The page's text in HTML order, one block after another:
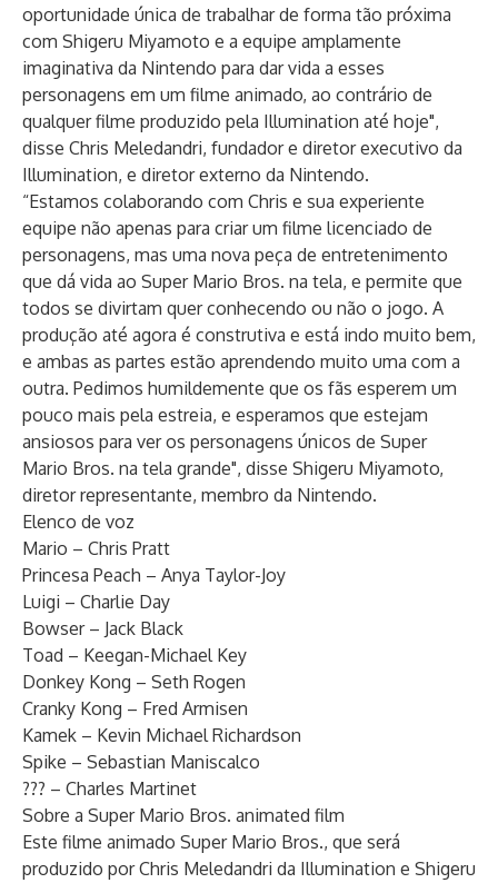
oportunidade única de trabalhar de forma tão próxima
com Shigeru Miyamoto e a equipe amplamente
imaginativa da Nintendo para dar vida a esses
personagens em um filme animado, ao contrário de
qualquer filme produzido pela Illumination até hoje",
disse Chris Meledandri, fundador e diretor executivo da
Illumination, e diretor externo da Nintendo.
“Estamos colaborando com Chris e sua experiente
equipe não apenas para criar um filme licenciado de
personagens, mas uma nova peça de entretenimento
que dá vida ao Super Mario Bros. na tela, e permite que
todos se divirtam quer conhecendo ou não o jogo. A
produção até agora é construtiva e está indo muito bem,
e ambas as partes estão aprendendo muito uma com a
outra. Pedimos humildemente que os fãs esperem um
pouco mais pela estreia, e esperamos que estejam
ansiosos para ver os personagens únicos de Super
Mario Bros. na tela grande", disse Shigeru Miyamoto,
diretor representante, membro da Nintendo.
Elenco de voz
Mario – Chris Pratt
Princesa Peach – Anya Taylor-Joy
Luigi – Charlie Day
Bowser – Jack Black
Toad – Keegan-Michael Key
Donkey Kong – Seth Rogen
Cranky Kong – Fred Armisen
Kamek – Kevin Michael Richardson
Spike – Sebastian Maniscalco
??? – Charles Martinet
Sobre a Super Mario Bros. animated film
Este filme animado Super Mario Bros., que será
produzido por Chris Meledandri da Illumination e Shigeru